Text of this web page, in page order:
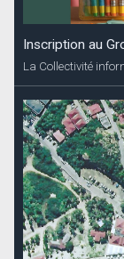
Inscription au
La Collectivité